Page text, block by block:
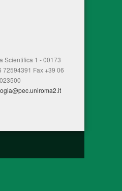
Scientifica 1 - 00173
72594391 Fax +39 06